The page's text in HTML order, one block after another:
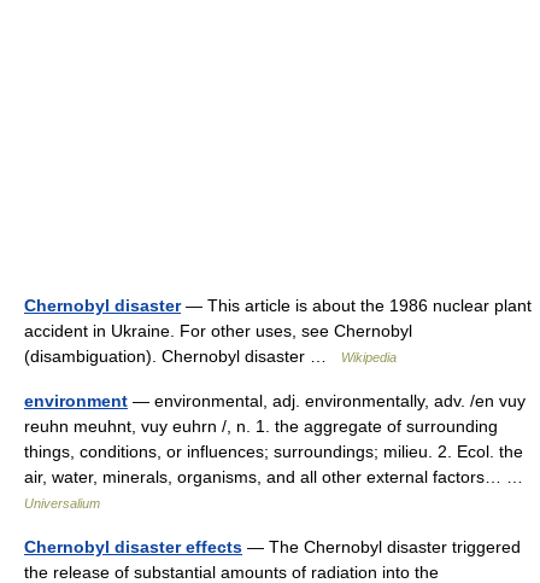
Chernobyl disaster— This article is about the 1986 nuclear plant
accident in Ukraine. For other uses, see Chernobyl
(disambiguation). Chernobyl disaster …
Wikipedia
environment — environmental, adj. environmentally, adv. /en vuy
reuhn meuhnt, vuy euhrn /, n. 1. the aggregate of surrounding
things, conditions, or influences; surroundings; milieu. 2. Ecol. the
air, water, minerals, organisms, and all other external factors… …
Universalium
Chernobyl disaster effects — The Chernobyl disaster triggered
the release of substantial amounts of radiation into the